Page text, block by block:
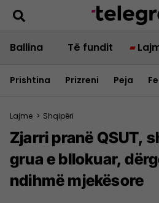
Ballina Të fundit
Prishtina Prizreni Peja
Lajme > Shqipëri
Zjarri pranë QSUT,
grua e bllokuar,
ndihmë mjekësore